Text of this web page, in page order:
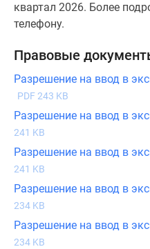
квартал 2026. Более
телефону.
Правовые
Разрешение на ввод в
PDF 243 KB
Разрешение на ввод в
241 KB
Разрешение на ввод в
241 KB
Разрешение на ввод в
234 KB
Разрешение на ввод в
234 KB